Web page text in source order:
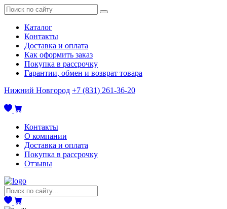
Каталог
Контакты
Доставка и оплата
Как оформить заказ
Покупка в рассрочку
Гарантии, обмен и возврат товара
Нижний Новгород +7 (831) 261-36-20
Контакты
О компании
Доставка и оплата
Покупка в рассрочку
Отзывы